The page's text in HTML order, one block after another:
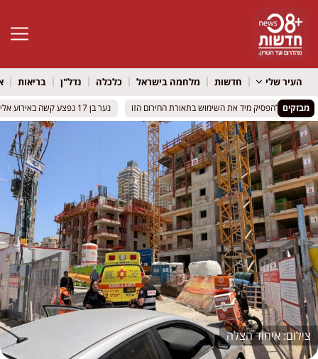
פתח
העיר שלי חדשות מלחמה בישראל כלכלה נדל"ן בריאות
מבזקים
קורא להפסיק מיד את השימוש בתאורת החירום הזו
קורא להפסיק מיד את השימוש בתאורת החירום הזו נער בן 17 נפצע קשה באירוע אלימות במרכז ירושלים
נער בן 17 נפצע קשה באירוע אלימות במרכז ירושלים
איחוד הצלה